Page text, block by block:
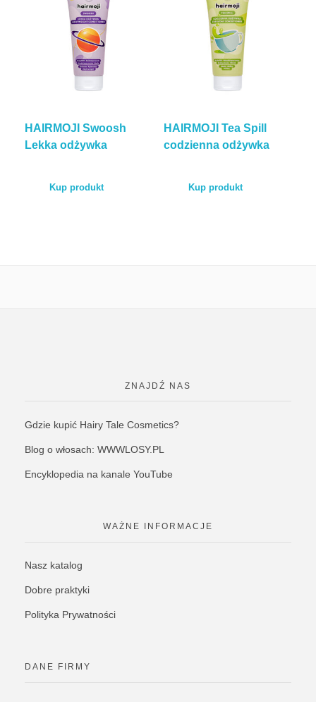
HAIRMOJI Swoosh
Lekka odżywka
Kup produkt
HAIRMOJI Tea Spill
codzienna odżywka
Kup produkt
ZNAJDŹ NAS
Gdzie kupić Hairy Tale Cosmetics?
Blog o włosach: WWWLOSY.PL
Encyklopedia na kanale YouTube
WAŻNE INFORMACJE
Nasz katalog
Dobre praktyki
Polityka Prywatności
DANE FIRMY